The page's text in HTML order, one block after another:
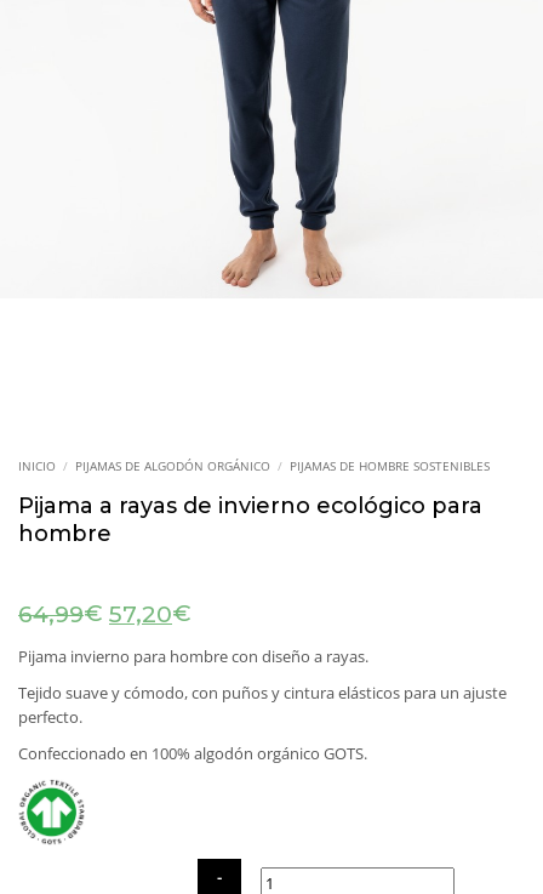
INICIO / PIJAMAS DE ALGODÓN ORGÁNICO / PIJAMAS DE HOMBRE SOSTENIBLES
Pijama a rayas de invierno ecológico para
hombre
64,99€ El
precio
original
era:
64,99€.
57,20€
actual
57,20€.
Pijama invierno para hombre con diseño a rayas.
Tejido suave y cómodo, con puños y cintura elásticos para un ajuste
perfecto.
Confeccionado en 100% algodón orgánico GOTS.